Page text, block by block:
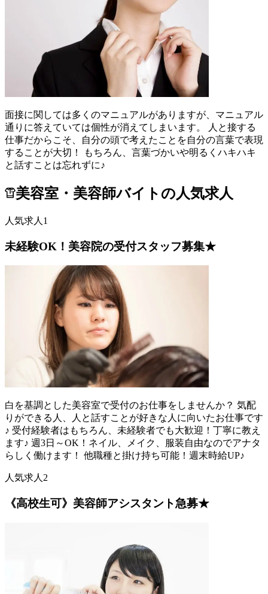
面接に関しては多くのマニュアルがありますが、マニュアル
通りに答えていては個性が消えてしまいます。 人と接する
仕事だからこそ、自分の頭で考えたことを自分の言葉で表現
することが大切！ もちろん、言葉づかいや明るくハキハキ
と話すことは忘れずに♪
美容室・美容師バイトの人気求人
人気求人1
未経験OK！美容院の受付スタッフ募集★
白を基調とした美容室で受付のお仕事をしませんか？ 気配
りができる人、人と話すことが好きな人に向いたお仕事です
♪ 受付経験者はもちろん、未経験者でも大歓迎！丁寧に教え
ます♪ 週3日～OK！ネイル、メイク、服装自由なのでアナタ
らしく働けます！ 他職種と掛け持ち可能！週末時給UP♪
人気求人2
《高校生可》美容師アシスタント急募★